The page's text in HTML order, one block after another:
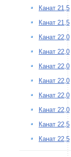
Канат 21,5
Канат 21,5
Канат 22,0
Канат 22,0
Канат 22,0
Канат 22,0
Канат 22,0
Канат 22,0
Канат 22,5
Канат 22,5